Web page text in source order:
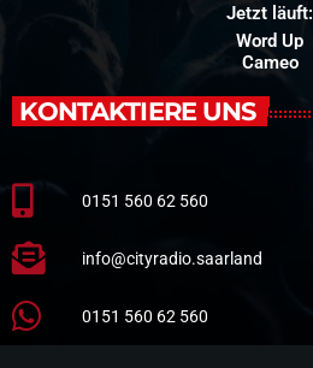
Jetzt läuft:
Word Up
Cameo
KONTAKTIERE UNS
0151 560 62 560
info@cityradio.saarland
0151 560 62 560